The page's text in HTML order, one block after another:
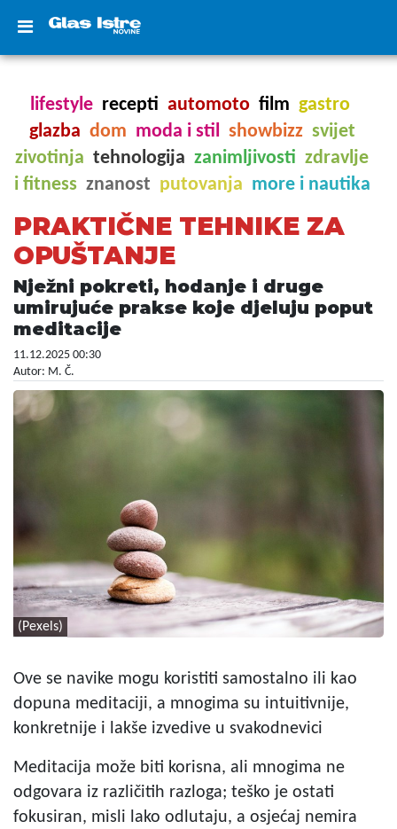
lifestyle recepti automoto film gastro
glazba dom moda i stil showbizz svijet
zivotinja tehnologija zanimljivosti zdravlje
i fitness znanost putovanja more i nautika
PRAKTIČNE TEHNIKE ZA
OPUŠTANJE
Nježni pokreti, hodanje i druge
umirujuće prakse koje djeluju poput
meditacije
11.12.2025 00:30
Autor: M. Č.
(Pexels)
Ove se navike mogu koristiti samostalno ili kao
dopuna meditaciji, a mnogima su intuitivnije,
konkretnije i lakše izvedive u svakodnevici
Meditacija može biti korisna, ali mnogima ne
odgovara iz različitih razloga; teško je ostati
fokusiran, misli lako odlutaju, a osjećaj nemira